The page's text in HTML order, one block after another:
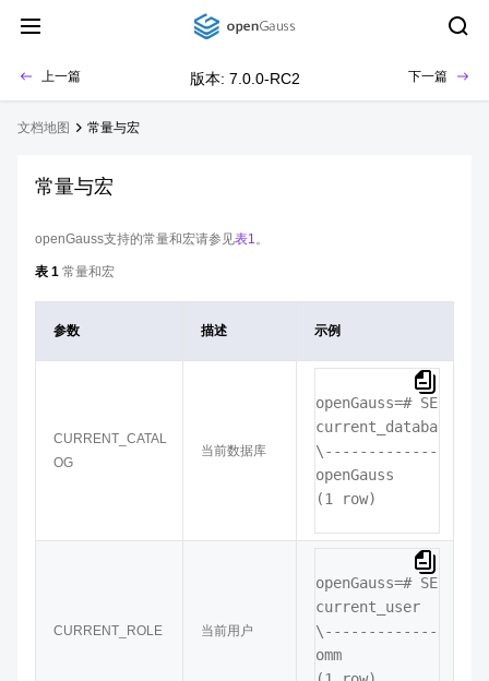
上一篇 版本: 7.0.0-RC2 下一篇
文档地图 常量与宏
常量与宏
openGauss支持的常量和宏请参见表1。
表 1 常量和宏
参数 描述 示例
CURRENT_CATAL
OG
当前数据库
openGauss=# SELECT
current_database
\------------------
openGauss
(1 row)
CURRENT_ROLE 当前用户
openGauss=# SELECT
current_user
omm